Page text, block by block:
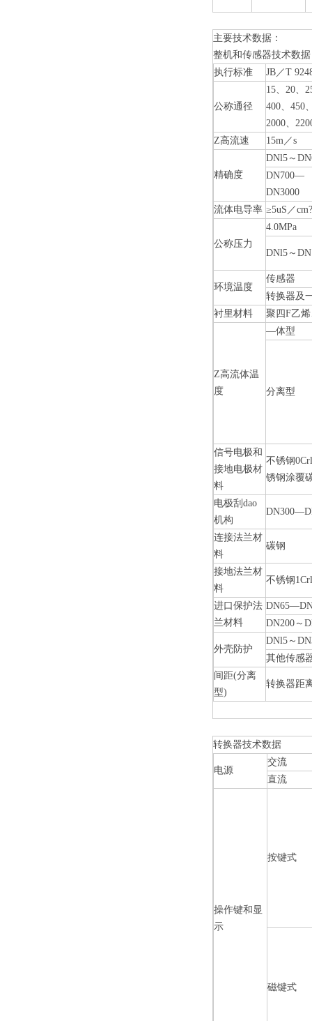
主要技术数据：
整机和传感器技术数据
执行标准
JB／T
公称通径
15、 20、
400、 450
2000、
Z高流速
15m／s
精确度
DNl5 ～
DN700—
DN3000
流体电导率 ≥5uS ／cm?
公称压力
4.0MPa
DNl5 ～
环境温度
传感器
转换器及
衬里材料
聚四F乙
Z高流体温
度
—体型
分离型
信号电极和
接地电极材
料
不锈钢
锈钢涂覆
电极刮 dao
机构
连接法兰材
料
碳钢
接地法兰材
料
不锈钢
进口保护法
兰材料
DN200 ～
外壳防护
DNl5 ～
其他传感
间距(分离
型)
转换器距
转换器技术数据
电源
交流
直流
操作键和显
示
按键式
磁键式